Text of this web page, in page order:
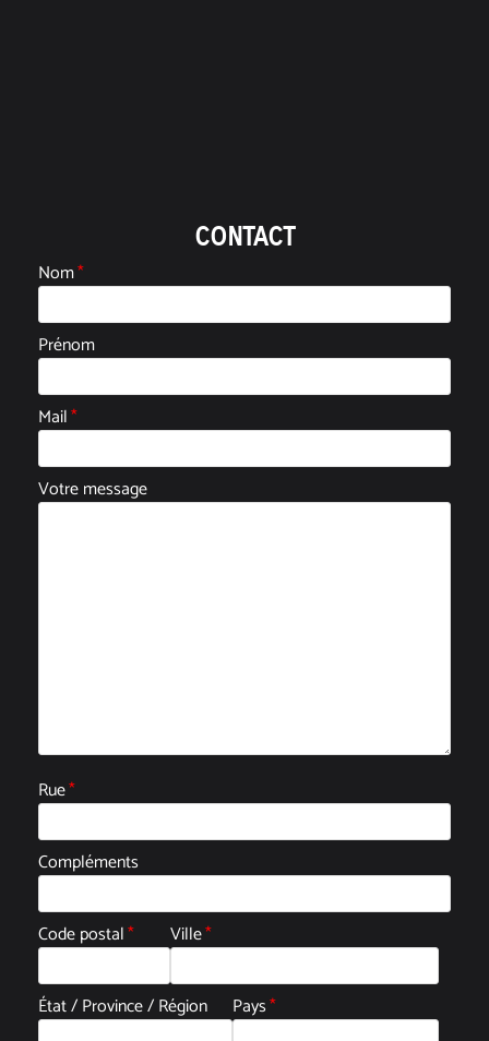
CONTACT
Nom*
Prénom
Mail*
Votre message
Rue*
Compléments
Code postal* Ville*
État / Province / Région Pays*